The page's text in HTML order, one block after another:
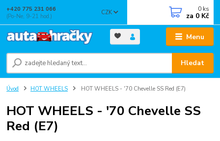
Menu
CZK
Hledat
+420 775 231 066
(Po-Ne, 9-21 hod.)
0 ks
za 0 Kč
Úvod HOT WHEELS HOT WHEELS - '70 Chevelle SS Red (E7)
HOT WHEELS - '70 Chevelle SS
Red (E7)